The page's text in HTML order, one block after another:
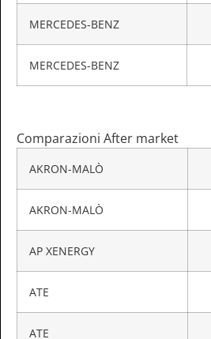
MERCEDES-BENZ
MERCEDES-BENZ
Comparazioni After market
AKRON-MALÒ
AKRON-MALÒ
AP XENERGY
ATE
ATE